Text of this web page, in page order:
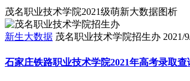
茂名职业技术学院2021级萌新大数据图析
新生大数据 茂名职业技术学院招生办 2021/
石家庄铁路职业技术学院2021年高考录取查